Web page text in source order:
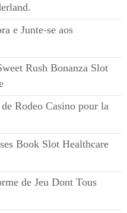
e Junte-se aos
Rush Bonanza Slot
Rodeo Casino pour la
Book Slot Healthcare
de Jeu Dont Tous